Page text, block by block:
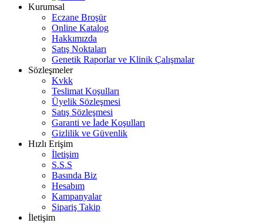
Kurumsal
Eczane Broşür
Online Katalog
Hakkımızda
Satış Noktaları
Genetik Raporlar ve Klinik Çalışmalar
Sözleşmeler
Kvkk
Teslimat Koşulları
Üyelik Sözleşmesi
Satış Sözleşmesi
Garanti ve İade Koşulları
Gizlilik ve Güvenlik
Hızlı Erişim
İletişim
S.S.S
Basında Biz
Hesabım
Kampanyalar
Sipariş Takip
İletişim